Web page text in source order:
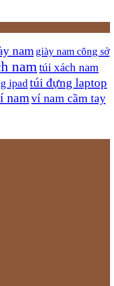
nam giày nam công sở
nam túi xách nam
ipadtúi đựng laptop
namví nam cầm tay